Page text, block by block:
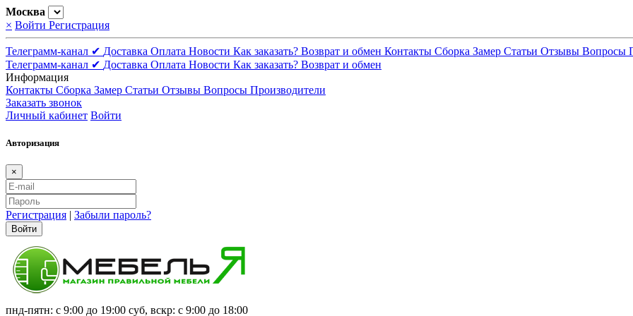
Москва
× Войти Регистрация
Телеграмм-канал ✔ Доставка Оплата Новости Как заказать? Возврат и обмен Контакты Сборка Замер Статьи Отзывы Вопросы
Телеграмм-канал ✔ Доставка Оплата Новости Как заказать? Возврат и обмен
Информация
Контакты Сборка Замер Статьи Отзывы Вопросы Производители
Заказать звонок
Личный кабинет Войти
Авторизация
×
Регистрация | Забыли пароль?
Войти
пнд-пятн: с 9:00 до 19:00 суб, вскр: с 9:00 до 18:00